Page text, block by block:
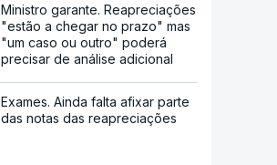
Ministro garante. Reapreciações
"estão a chegar no prazo" mas
"um caso ou outro" poderá
precisar de análise adicional
Exames. Ainda falta afixar parte
das notas das reapreciações